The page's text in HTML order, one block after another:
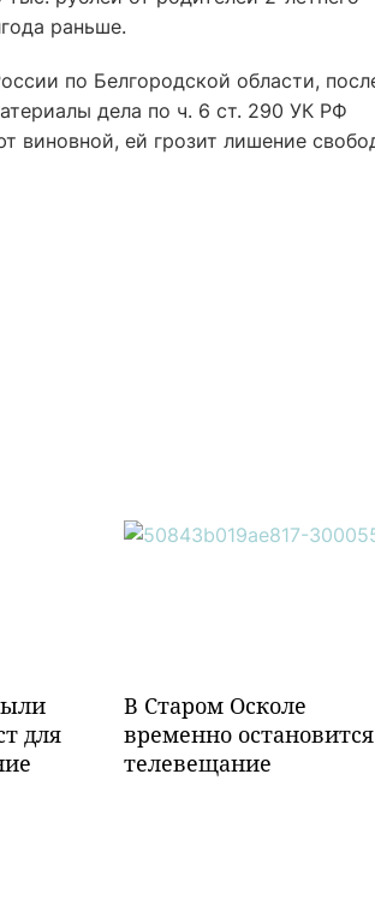
раньше.
по Белгородской области,
дела по ч. 6 ст. 290 УК РФ
виновной, ей грозит лишение
для
В Старом Осколе
временно остановится
телевещание